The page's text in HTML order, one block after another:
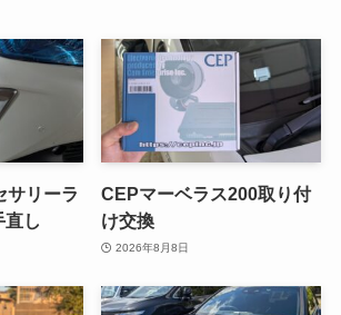
サリーラ
直し
CEPマーベラス200取り付
け交換
2026年8月8日